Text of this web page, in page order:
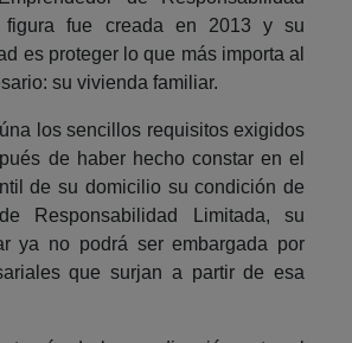
figura fue creada en 2013 y su
es proteger lo que más importa al
su vivienda familiar.
los sencillos requisitos exigidos
de haber hecho constar en el
de su domicilio su condición de
Responsabilidad Limitada, su
ya no podrá ser embargada por
que surjan a partir de esa